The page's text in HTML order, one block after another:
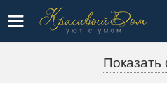
Показать